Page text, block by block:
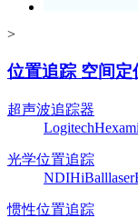
>
位置追踪 空间定
超声波追踪器
Logitech
光学位置追踪
NDIHiBall
惯性位置追踪